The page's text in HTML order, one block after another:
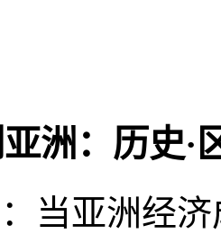
洲：历史·
当亚洲经